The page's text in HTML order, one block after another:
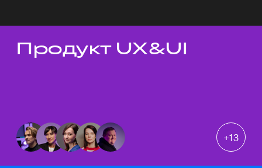
Темы докладов
Продукт UX&UI
+13